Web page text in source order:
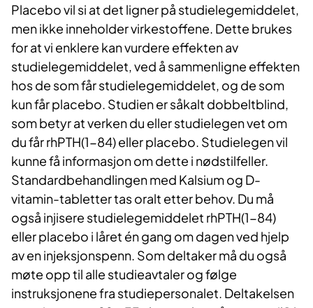
Placebo vil si at det ligner på studielegemiddelet,
men ikke inneholder virkestoffene. Dette brukes
for at vi enklere kan vurdere effekten av
studielegemiddelet, ved å sammenligne effekten
hos de som får studielegemiddelet, og de som
kun får placebo. Studien er såkalt dobbeltblind,
som betyr at verken du eller studielegen vet om
du får rhPTH(1-84) eller placebo. Studielegen vil
kunne få informasjon om dette i nødstilfeller.
Standardbehandlingen med Kalsium og D-
vitamin-tabletter tas oralt etter behov. Du må
også injisere studielegemiddelet rhPTH(1-84)
eller placebo i låret én gang om dagen ved hjelp
av en injeksjonspenn. Som deltaker må du også
møte opp til alle studieavtaler og følge
instruksjonene fra studiepersonalet. Deltakelsen